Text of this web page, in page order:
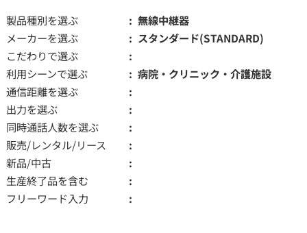
製品種別を選ぶ
無線中継器
メーカーを選ぶ
スタンダード(STANDARD)
こだわりで選ぶ
利用シーンで選ぶ
病院・クリニック・介護施設
通信距離を選ぶ
出力を選ぶ
同時通話人数を選ぶ
販売/レンタル/リース
新品/中古
生産終了品を含む
フリーワード入力